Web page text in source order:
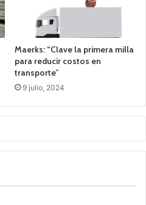
Maerks: “Clave la primera milla
para reducir costos en
transporte”
9 julio, 2024